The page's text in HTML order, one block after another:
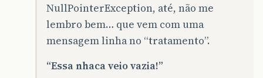
NullPointerException, até, não me
lembro bem… que vem com uma
mensagem linha no “tratamento”.
“Essa nhaca veio vazia!”